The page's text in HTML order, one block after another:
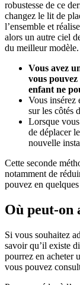
robustesse de ce
changez le lit de
l’ensemble et
alors un autre ciel
du meilleur modèle.
Vous avez
vous
enfant ne
Vous insérez
sur les côtés
Lorsque
de déplacer
nouvelle
Cette seconde
notamment de
pouvez en
Où peut-on
Si vous souhaitez
savoir qu’il existe
pourrez en acheter
vous pouvez